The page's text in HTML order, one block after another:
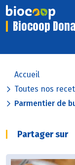
Biocoop
Accueil
Toutes nos
Parmentier de
Partager sur